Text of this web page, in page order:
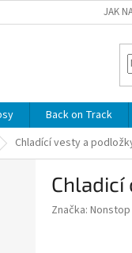
JAK
Back on Track
Chladící vesty a
Značka: